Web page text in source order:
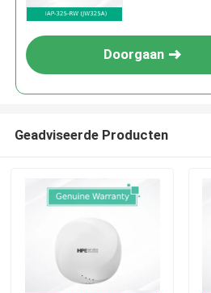
Doorgaan
Geadviseerde Producten